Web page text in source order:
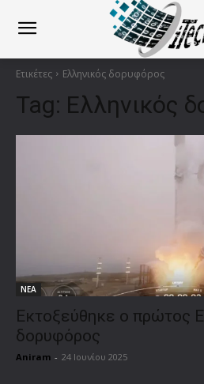
Ετικέτες Ελληνικός δορυφόρος
Tag: Ελληνικός
ΝΕΑ
Εκτοξεύθηκε ο πρώτος
δορυφόρος
Aniram - 24 Ιουνίου 2025